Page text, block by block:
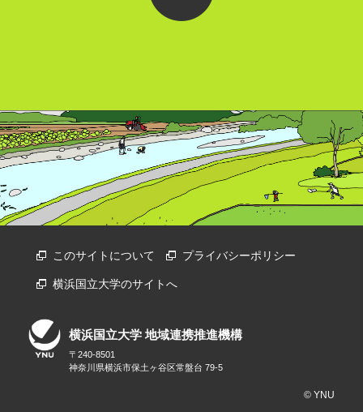
このサイトについて プライバシーポリシー
横浜国立大学のサイトへ
横浜国立大学 地域連携推進機構
〒240-8501
神奈川県横浜市保土ヶ谷区常盤台 79-5
© YNU